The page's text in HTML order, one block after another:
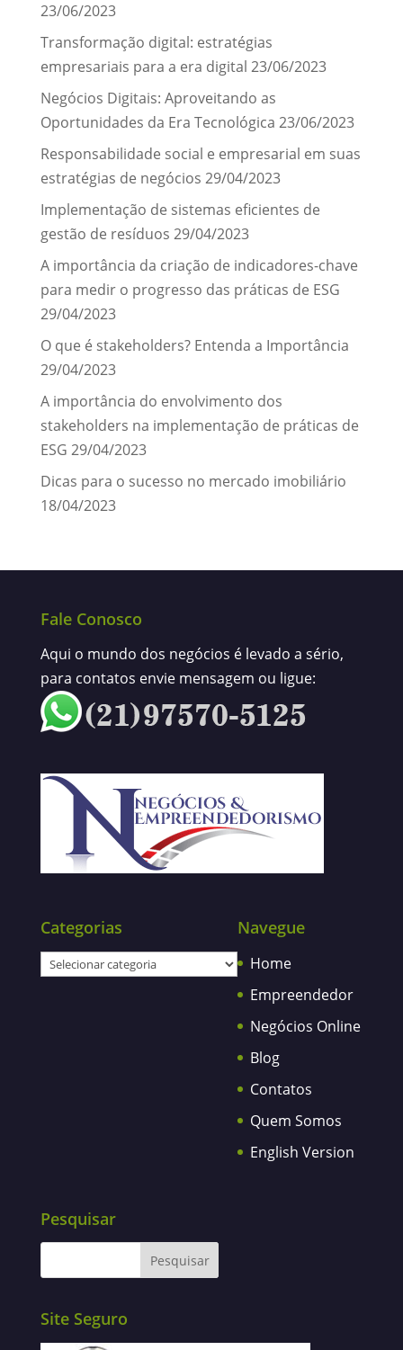
23/06/2023
Transformação digital: estratégias
empresariais para a era digital 23/06/2023
Negócios Digitais: Aproveitando as
Oportunidades da Era Tecnológica 23/06/2023
Responsabilidade social e empresarial em suas
estratégias de negócios 29/04/2023
Implementação de sistemas eficientes de
gestão de resíduos 29/04/2023
A importância da criação de indicadores-chave
para medir o progresso das práticas de ESG
29/04/2023
O que é stakeholders? Entenda a Importância
29/04/2023
A importância do envolvimento dos
stakeholders na implementação de práticas de
ESG 29/04/2023
Dicas para o sucesso no mercado imobiliário
18/04/2023
Fale Conosco
Aqui o mundo dos negócios é levado a sério,
para contatos envie mensagem ou ligue:
Categorias
Categorias
Navegue
Home
Empreendedor
Negócios Online
Blog
Contatos
Quem Somos
English Version
Pesquisar
Site Seguro